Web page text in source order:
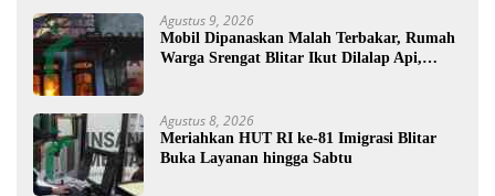
Agustus 9, 2026
Mobil Dipanaskan Malah Terbakar, Rumah
Warga Srengat Blitar Ikut Dilalap Api,
Agustus 8, 2026
Meriahkan HUT RI ke-81 Imigrasi Blitar
Buka Layanan hingga Sabtu